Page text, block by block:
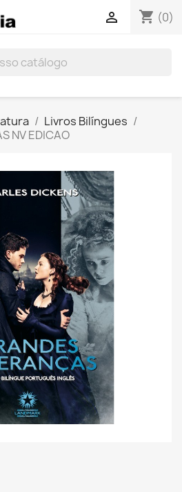
shopping_cart (0)

Livros Bilíngues
NV EDICAO